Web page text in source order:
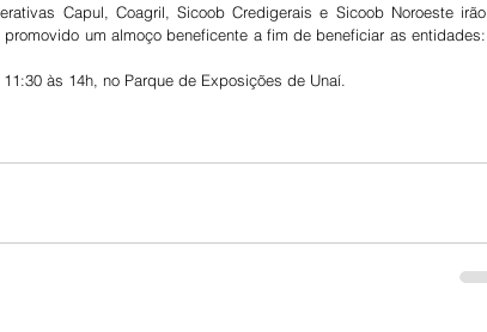
Capul, Coagril, Sicoob Credigerais e Sicoob Noroeste irão
um almoço beneficente a fim de beneficiar as entidades:
às 14h, no Parque de Exposições de Unaí.